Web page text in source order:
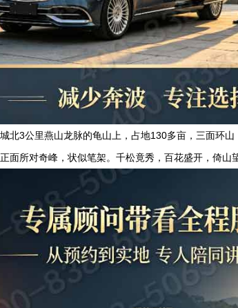
北3公里燕山龙脉的龟山上，占地130多亩，三面环
面所对奇峰，状似笔架。千松竟秀，百花盛开，倚山